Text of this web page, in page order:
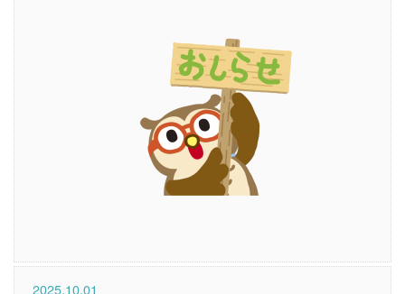
2025.10.01